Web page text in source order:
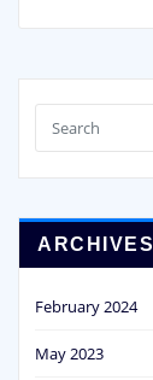
ARCHIVES
February 2024
May 2023